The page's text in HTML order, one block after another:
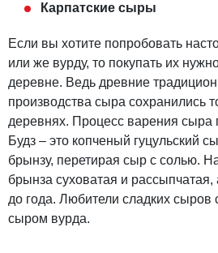
Карпатские сыры
Если вы хотите попробовать
или же вурду, то покупать их
деревне. Ведь древние
производства сыра сохранились
деревнях. Процесс варения сыра
Будз – это копченый гуцульский
брынзу, перетирая сыр с солью.
брынза суховатая и
до года. Любители сладких сыров
сыром вурда.